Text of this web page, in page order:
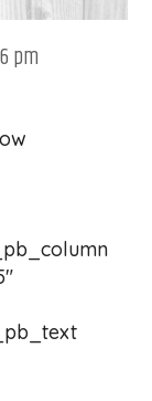
pm